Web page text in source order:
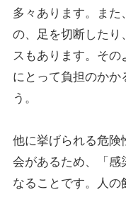
多々あります。ま
の、足を切断したり
スもあります。その
にとって負担のかか
う。
他に挙げられる危険
会があるため、「感
なることです。人の